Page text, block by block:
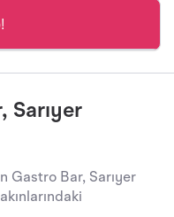
Sarıyer
Gastro Bar, Sarıyer